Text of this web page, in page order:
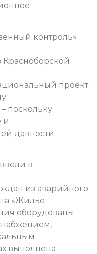
контроль»
Красноборской
проект
поскольку
и
давности
в
из аварийного
«Жилье
оборудованы
выполнена